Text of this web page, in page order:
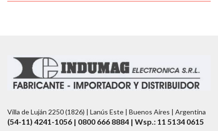
Villa de Luján 2250 (1826) | Lanús Este | Buenos Aires | Argentina
(54-11) 4241-1056 | 0800 666 8884 | Wsp.: 11 5134 0615